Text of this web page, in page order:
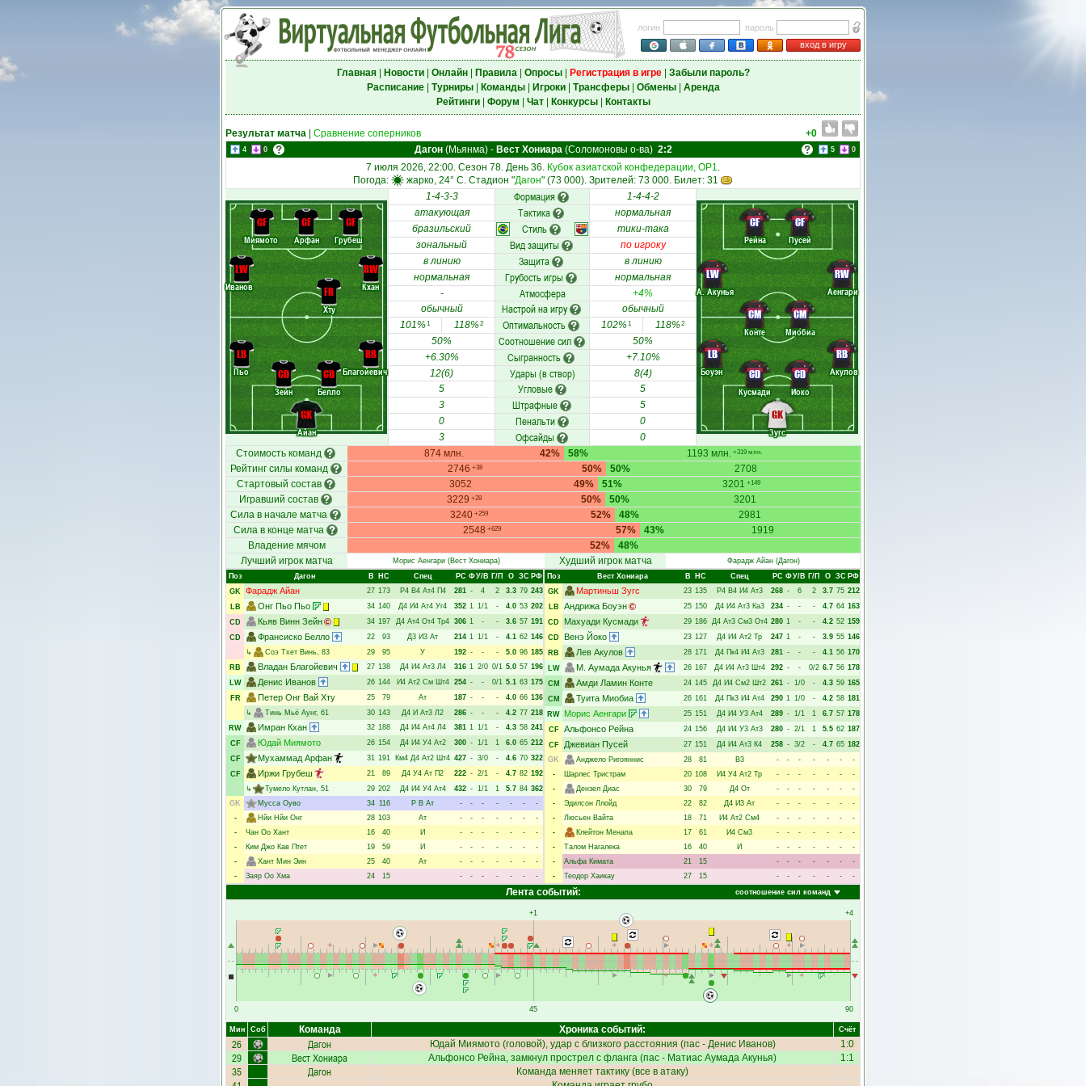
логин
пароль
вход в игру
Главная| Новости| Онлайн| Правила| Опросы| Регистрация в игре| Забыли пароль?
Расписание| Турниры| Команды| Игроки| Трансферы| Обмены| Аренда
Рейтинги| Форум Чат| Конкурсы| Контакты
Результат матча Сравнение соперников +0
4 0 Дагон(Мьянма)- Вест Хониара(Соломоновы о-ва) 2:2 5 0
7 июля 2026, 22:00. Сезон 78. День 36. Кубок азиатской конфедерации, ОР1.
Погода:
жарко, 24° C. Стадион "Дагон" (73 000). Зрителей: 73 000. Билет: 31
Айан
Пьо
Зейн
Белло
Благойевич
Иванов
Хту
Кхан
Миямото Арфан Грубеш
GK
LB
CD
CD
RB
LW
FR
RW
CF CF CF
1-4-3-3 Формация 1-4-4-2
Зугс
Боуэн
Кусмади
Йоко
Акулов
А. Акунья
Конте Миобиа
Аенгари
Рейна Пусей
GK
LB
CD
CD
RB
LW
CM CM
RW
CF CF
атакующая Тактика
нормальная
бразильский
Стиль
тики-така
зональный
Вид защиты
по игроку
в линию
Защита
в линию
нормальная
Грубость игры
нормальная
-
Атмосфера
+4%
обычный
Настрой на игру
обычный
101%1 118%2 Оптимальность 102%1 118%2
50% Соотношение сил
50%
+6.30%
Сыгранность
+7.10%
12(6)
Удары (в створ)
8(4)
5
Угловые
5
3
Штрафные
5
0
Пенальти
0
3
Офсайды
0
Стоимость команд
874 млн. 42% 1193 млн. +319 млн.
58%
Рейтинг силы команд
2746 +38 50% 2708
50%
Стартовый состав
3052 49% 3201 +149
51%
Игравший состав
3229 +28 50% 3201
50%
Сила в начале матча
3240 +259 52% 2981
48%
Сила в конце матча
2548 +629 57% 1919
43%
Владение мячом
52%
48%
Лучший игрок матча
Морис Аенгари(Вест Хониара) Худший игрок матча Фарадж Айан(Дагон)
Поз
Дагон В НC Спец РC ФУ/В Г/П О ЗС РФ
GK Фарадж Айан 27 173 Р4 В4 Ат4 П4 281 - 4 2 3.3 79 243
LB
Онг Пьо Пьо 34 140 Д4 И4 Ат4 Уг4 352 1 1/1 - 4.0 53 202
CD
Кьяв Винн Зейн 34 197 Д4 Ат4 От4 Тр4 306 1 - - 3.6 57 191
CD
Франсиско Белло 22 93 Д3 И3 Ат 214 1 1/1 - 4.1 62 146
↳
Соэ Тхет Винь, 83 29 95 У 192 - - - 5.0 96 185
RB
Владан Благойевич 27 138 Д4 И4 Ат3 Л4 316 1 2/0 0/1 5.0 57 196
LW
Денис Иванов 26 144 И4 Ат2 См Шт4 254 - - 0/1 5.1 63 175
FR
Петер Онг Вай Хту 25 79 Ат 187 - - - 4.0 66 136
↳
Тинь Мьё Аунг, 61 30 143 Д4 И Ат3 Л2 286 - - - 4.2 77 218
RW
Имран Кхан 32 188 Д4 И4 Ат4 Л4 381 1 1/1 - 4.3 58 241
CF
Юдай Миямото 26 154 Д4 И4 У4 Ат2 300 - 1/1 1 6.0 65 212
CF
Мухаммад Арфан 31 191 Км4 Д4 Ат2 Шт4 427 - 3/0 - 4.6 70 322
CF
Иржи Грубеш 21 89 Д4 У4 Ат П2 222 - 2/1 - 4.7 82 192
↳
Тумело Кутлан, 51 29 202 Д4 И4 У4 Ат4 432 - 1/1 1 5.7 84 362
GK
Мусса Оуво 34 116 Р В Ат - - - - - -
-
-
Нйи Нйи Онг 28 103 Ат - - - - - -
-
-
Чан Оо Хант 16 40 И - - - - - -
-
-
Ким Джо Кав Птет 19 59 И - - - - - -
-
-
Хант Мин Эин 25 40 Ат - - - - - -
-
-
Заяр Оо Хма 24 15 - - - - - - -
Поз Вест Хониара В НC Спец РC ФУ/В Г/П О ЗС РФ
GK
Мартиньш Зугс 23 135 Р4 В4 И4 Ат3 268 - 6 2 3.7 75 212
LB
Андрижа Боуэн 25 150 Д4 И4 Ат3 Ка3 234 - - - 4.7 64 163
CD
Махуади Кусмади 29 186 Д4 Ат3 См3 От4 280 1 - - 4.2 52 159
CD
Венэ Йоко 23 127 Д4 И4 Ат2 Тр 247 1 - - 3.9 55 146
RB
Лев Акулов 28 171 Д4 Пк4 И4 Ат3 281 - - - 4.1 56 170
LW
М. Аумада Акунья 26 167 Д4 И4 Ат3 Шт4 292 - - 0/2 6.7 56 178
CM
Амди Ламин Конте 24 145 Д4 И4 См2 Шт2 261 - 1/0 - 4.3 59 165
CM
Туита Миобиа 26 161 Д4 Пк3 И4 Ат4 290 1 1/0 - 4.2 58 181
RW Морис Аенгари 25 151 Д4 И4 У3 Ат4 289 - 1/1 1 6.7 57 178
CF
Альфонсо Рейна 24 156 Д4 И4 У3 Ат3 280 - 2/1 1 5.5 62 187
CF
Джевиан Пусей 27 151 Д4 И4 Ат3 К4 258 - 3/2 - 4.7 65 182
GK
Анджело Ригояннис 28 81 В3 - - - - - -
-
-
Шарлес Тристрам 20 108 И4 У4 Ат2 Тр - - - - - -
-
-
Дензел Диас 30 79 Д4 От - - - - - -
-
-
Эдилсон Ллойд 22 82 Д4 И3 Ат - - - - - -
-
-
Люсьен Вайта 18 71 И4 Ат2 См4 - - - - - -
-
-
Клейтон Менапа 17 61 И4 См3 - - - - - -
-
-
Талом Нагалека 16 40 И - - - - - -
-
-
Альфа Кимата 21 15 - - - - - -
-
-
Теодор Хаикау 27 15 - - - - - -
-
соотношение сил команд
Лента событий:
0
+1
45
+4
90
Мин Соб Команда Хроника событий: Счёт
26 Дагон Юдай Миямото(головой), удар с близкого расстояния (пас - Денис Иванов) 1:0
29 Вест Хониара Альфонсо Рейна, замкнул прострел с фланга (пас - Матиас Аумада Акунья) 1:1
35 Дагон Команда меняет тактику (все в атаку)